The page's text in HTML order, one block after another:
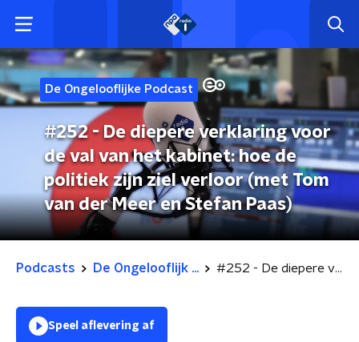
De Ongelooflijke Podcast
#252 - De diepere verklaring voor
de val van het kabinet: hoe de
politiek zijn ziel verloor (met Tom
van der Meer en Stefan Paas)
Podcasts De Ongelooflijk ... #252 - De diepere verklaring voor de val van het kabinet: hoe de politiek zijn ziel verloor (met Tom van der Meer en Stefan Paas)
Speel aflevering af